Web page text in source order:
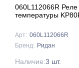
060L112066R Реле
температуры
Арт: 060L112066R
Бренд: Ридан
Наличие:3 шт.